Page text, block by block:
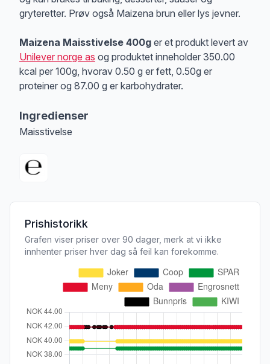
gryteretter. Prøv også Maizena brun eller lys jevner.
Maizena Maisstivelse 400g er et produkt levert av
Unilever norge as og produktet inneholder 350.00
kcal per 100g, hvorav 0.50 g er fett, 0.50g er
proteiner og 87.00 g er karbohydrater.
Ingredienser
Maisstivelse
Prishistorikk
Grafen viser priser over 90 dager, merk at vi ikke
innhenter priser hver dag så feil kan forekomme.